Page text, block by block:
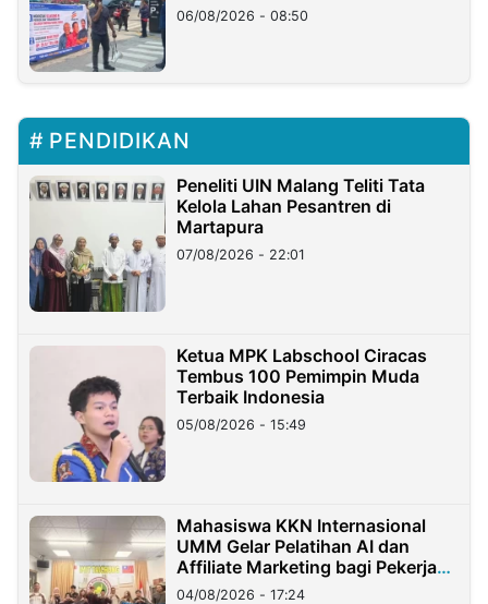
06/08/2026 - 08:50
PENDIDIKAN
Peneliti UIN Malang Teliti Tata
Kelola Lahan Pesantren di
Martapura
07/08/2026 - 22:01
Ketua MPK Labschool Ciracas
Tembus 100 Pemimpin Muda
Terbaik Indonesia
05/08/2026 - 15:49
Mahasiswa KKN Internasional
UMM Gelar Pelatihan AI dan
Affiliate Marketing bagi Pekerja
Migran Indonesia di Taiwan
04/08/2026 - 17:24